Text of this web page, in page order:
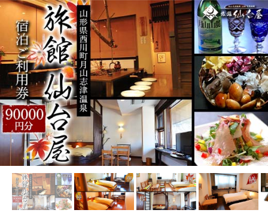
TOP 旅行・宿泊・体験 宿泊券 FYN6-370 【旅館仙台屋】